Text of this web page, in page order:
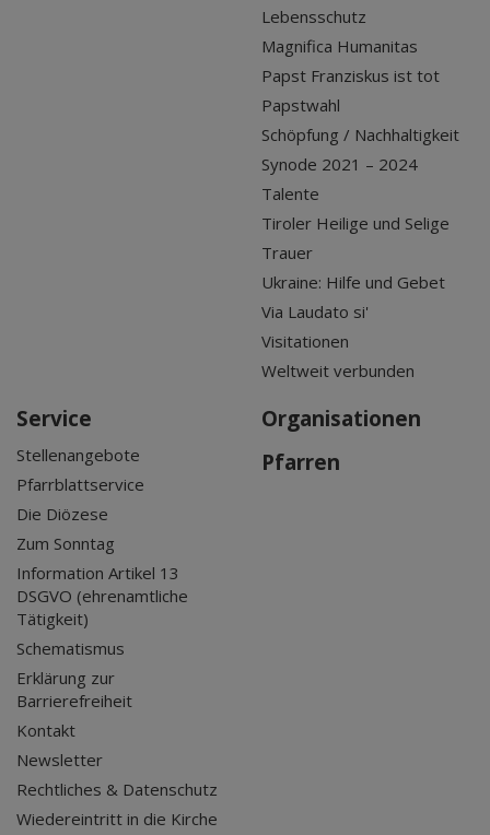
Lebensschutz
Magnifica Humanitas
Papst Franziskus ist tot
Papstwahl
Schöpfung / Nachhaltigkeit
Synode 2021 – 2024
Talente
Tiroler Heilige und Selige
Trauer
Ukraine: Hilfe und Gebet
Via Laudato si'
Visitationen
Weltweit verbunden
Service
Stellenangebote
Pfarrblattservice
Die Diözese
Zum Sonntag
Information Artikel 13
DSGVO (ehrenamtliche
Tätigkeit)
Schematismus
Erklärung zur
Barrierefreiheit
Kontakt
Newsletter
Rechtliches & Datenschutz
Wiedereintritt in die Kirche
Organisationen
Pfarren